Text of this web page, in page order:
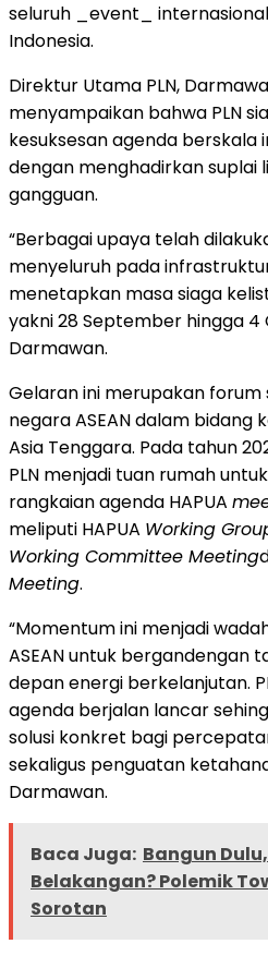
seluruh _event_
Indonesia.
Direktur Utama PLN,
menyampaikan bahwa PLN
kesuksesan agenda
dengan menghadirkan suplai
gangguan.
“Berbagai upaya telah
menyeluruh pada
menetapkan masa siaga
yakni 28 September hingga 4
Darmawan.
Gelaran ini merupakan
negara ASEAN dalam bidang
Asia Tenggara. Pada tahun
PLN menjadi tuan rumah
rangkaian agenda HAPUA
meliputi HAPUA Working
Working Committee Meeting
Meeting.
“Momentum ini menjadi
ASEAN untuk bergandengan
depan energi berkelanjutan.
agenda berjalan lancar
solusi konkret bagi
sekaligus penguatan
Darmawan.
Baca Juga: Bangun
Belakangan? Polemik
Sorotan